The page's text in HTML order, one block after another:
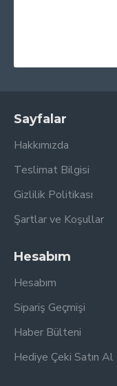
Sayfalar
Hakkımızda
Teslimat Bilgisi
Gizlilik Politikası
Şartlar ve Koşullar
Hesabım
Hesabım
Sipariş Geçmişi
Haber Bülteni
Hediye Çeki Satın Al